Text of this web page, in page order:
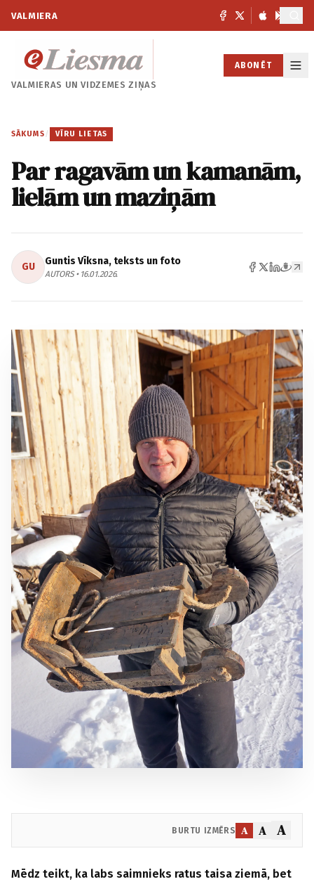
VALMIERA
VALMIERAS UNVIDZEMES ZIŅAS
ABONĒT
SĀKUMS / VĪRU LIETAS
Par ragavām un kamanām,
lielām un maziņām
GU Guntis Vīksna, teksts un foto
AUTORS • 16.01.2026.
BURTU IZMĒRS A A A
Mēdz teikt, ka labs saimnieks ratus taisa ziemā, bet